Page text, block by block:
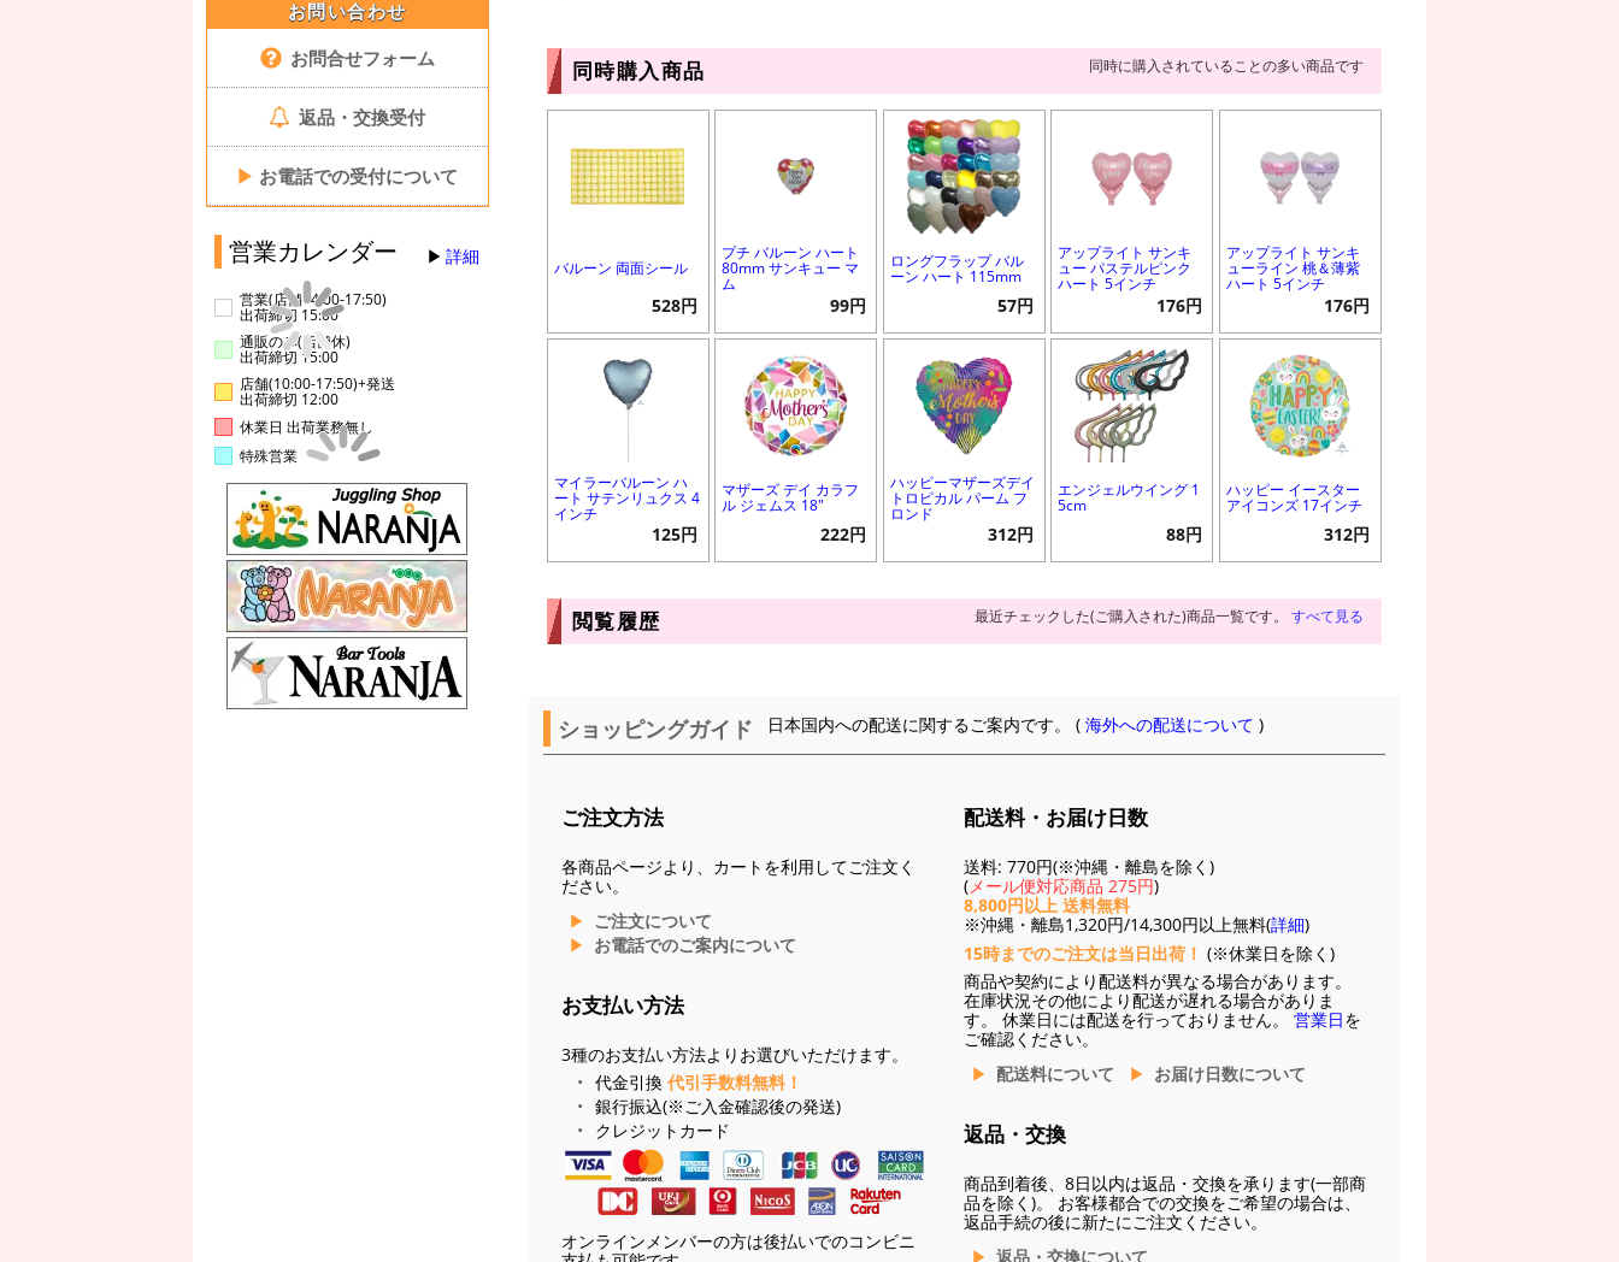
お問い合わせ
お問合せフォーム
返品・交換受付
▶ お電話での受付について
営業カレンダー 詳細
営業(店舗14:00-17:50)
出荷締切 15:00
通販のみ(店舗休)
出荷締切 15:00
店舗(10:00-17:50)+発送
出荷締切 12:00
休業日 出荷業務無し
特殊営業
同時購入商品 同時に購入されていることの多い商品です
バルーン 両面シール
528円
プチ バルーン ハート
80mm サンキュー マ
ム
99円
ロングフラップ バル
ーン ハート 115mm
57円
アップライト サンキ
ュー パステルピンク
ハート 5インチ
176円
アップライト サンキ
ューライン 桃＆薄紫
ハート 5インチ
176円
マイラーバルーン ハ
ート サテンリュクス 4
インチ
125円
マザーズ デイ カラフ
ル ジェムス 18"
222円
ハッピーマザーズデイ
トロピカル パーム フ
ロンド
312円
エンジェルウイング 1
5cm
88円
ハッピー イースター
アイコンズ 17インチ
312円
閲覧履歴 最近チェックした(ご購入された)商品一覧です。 すべて見る
ショッピングガイド 日本国内への配送に関するご案内です。 (海外への配送について )
ご注文方法
各商品ページより、カートを利用してご注文く
ださい。
ご注文について
お電話でのご案内について
お支払い方法
3種のお支払い方法よりお選びいただけます。
代金引換 代引手数料無料！
銀行振込(※ご入金確認後の発送)
クレジットカード
オンラインメンバーの方は後払いでのコンビニ
配送料・お届け日数
送料: 770円(※沖縄・離島を除く)
(メール便対応商品 275円)
8,800円以上 送料無料
※沖縄・離島1,320円/14,300円以上無料(詳細)
15時までのご注文は当日出荷！ (※休業日を除く)
商品や契約により配送料が異なる場合があります。
在庫状況その他により配送が遅れる場合がありま
す。 休業日には配送を行っておりません。 営業日を
ご確認ください。
配送料について
お届け日数について
返品・交換
商品到着後、8日以内は返品・交換を承ります(一部商
品を除く)。 お客様都合での交換をご希望の場合は、
返品手続の後に新たにご注文ください。
返品・交換について